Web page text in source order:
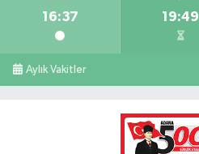
16:37 19:49
Aylık Vakitler